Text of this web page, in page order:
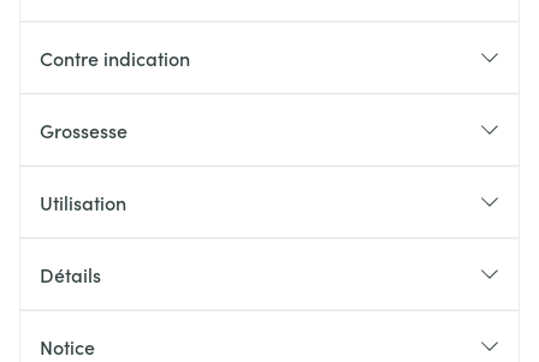
Contre indication
Grossesse
Utilisation
Détails
Notice